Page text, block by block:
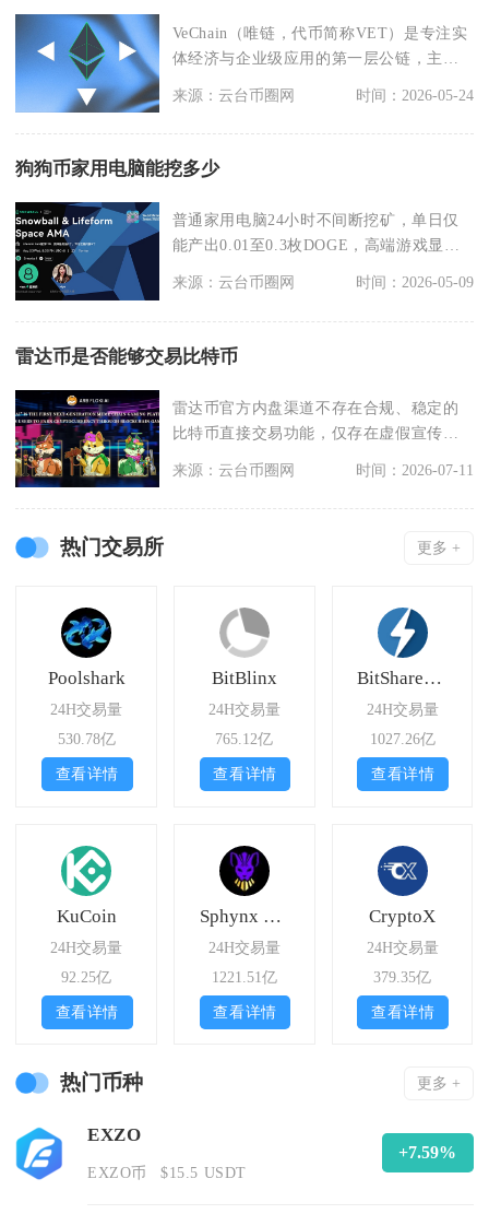
VeChain（唯链，代币简称VET）是专注实
体经济与企业级应用的第一层公链，主打
来源：云台币圈网 时间：2026-05-24
狗狗币家用电脑能挖多少
普通家用电脑24小时不间断挖矿，单日仅
能产出0.01至0.3枚DOGE，高端游戏显卡
机型极
来源：云台币圈网 时间：2026-05-09
雷达币是否能够交易比特币
雷达币官方内盘渠道不存在合规、稳定的
比特币直接交易功能，仅存在虚假宣传的
来源：云台币圈网 时间：2026-07-11
热门交易所 更多 +
Poolshark
24H交易量
530.78亿
查看详情
BitBlinx
24H交易量
765.12亿
查看详情
BitShares Asset Exchange
24H交易量
1027.26亿
查看详情
KuCoin
24H交易量
92.25亿
查看详情
Sphynx Swap
24H交易量
1221.51亿
查看详情
CryptoX
24H交易量
379.35亿
查看详情
热门币种 更多 +
EXZO
EXZO币 $15.5 USDT
+7.59%